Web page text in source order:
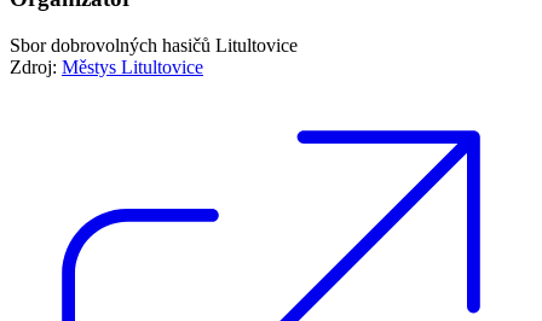
Sbor dobrovolných hasičů Litultovice
Zdroj: Městys Litultovice